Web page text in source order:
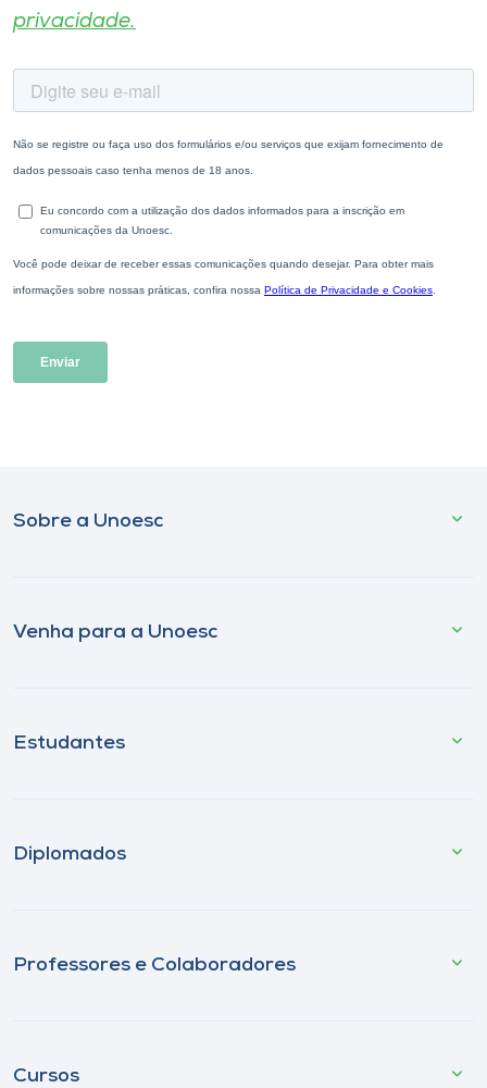
privacidade.
Sobre a Unoesc
Venha para a Unoesc
Estudantes
Diplomados
Professores e Colaboradores
Cursos